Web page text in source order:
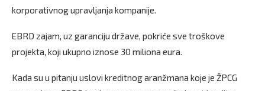
korporativnog upravljanja kompanije.
EBRD zajam, uz garanciju države, pokriće sve troškove
projekta, koji ukupno iznose 30 miliona eura.
Kada su u pitanju uslovi kreditnog aranžmana koje je ŽPCG